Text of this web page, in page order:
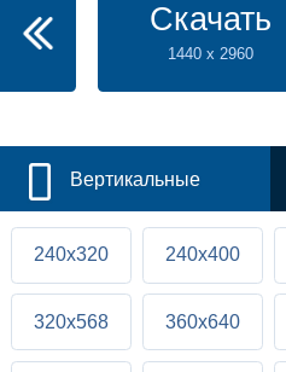
Скачать
1440 x 2960
Вертикальные
240x320 240x400
320x568 360x640